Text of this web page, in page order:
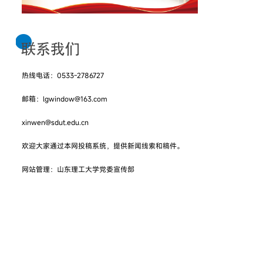
热线电话：0533-2786727
邮箱：lgwindow@163.com
xinwen@sdut.edu.cn
欢迎大家通过本网投稿系统，提供新闻线索和稿件。
网站管理：山东理工大学党委宣传部